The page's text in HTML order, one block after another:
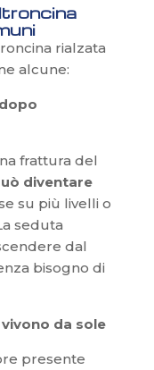
rialzata
alcune:
frattura del
diventare
su più livelli o
seduta
dal
bisogno di
da sole
presente